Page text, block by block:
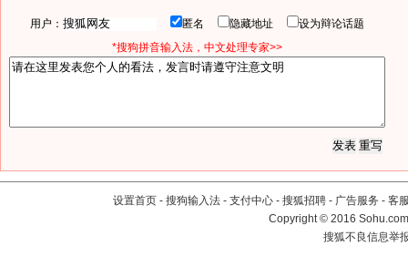
用户： 匿名 隐藏地址
设为辩论话题
*搜狗拼音输入法，中文处理专家>>
设置首页 - 搜狗输入法 - 支付中心 - 搜狐招聘 - 广告服务 - 客
Copyright©2016
搜狐不良信息举